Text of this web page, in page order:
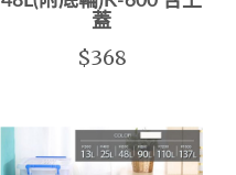
蓋
$368